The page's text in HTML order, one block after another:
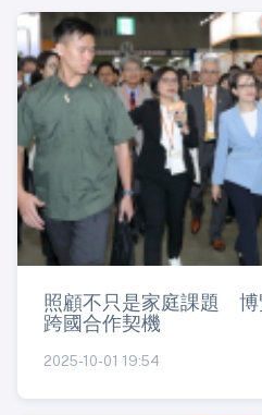
照顧不只是家庭課題 博
跨國合作契機
2025-10-01 19:54